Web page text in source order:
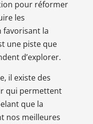
pour réformer
les
favorisant la
une piste que
d’explorer.
il existe des
qui permettent
que la
nos meilleures